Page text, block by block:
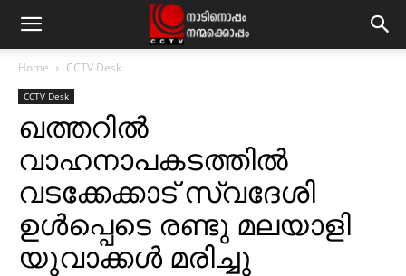
Home CCTV Desk
CCTV Desk
ഖത്തറില്‍
വാഹനാപകടത്തില്‍
വടക്കേക്കാട് സ്വദേശി
ഉള്‍പ്പെടെ രണ്ടു മലയാളി
യുവാക്കള്‍ മരിച്ചു